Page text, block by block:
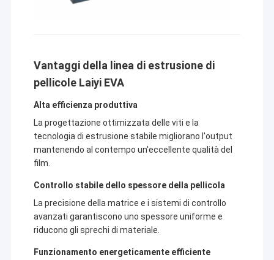
Vantaggi della linea di estrusione di
pellicole Laiyi EVA
Alta efficienza produttiva
La progettazione ottimizzata delle viti e la
tecnologia di estrusione stabile migliorano l'output
mantenendo al contempo un'eccellente qualità del
film.
Controllo stabile dello spessore della pellicola
La precisione della matrice e i sistemi di controllo
avanzati garantiscono uno spessore uniforme e
riducono gli sprechi di materiale.
Funzionamento energeticamente efficiente